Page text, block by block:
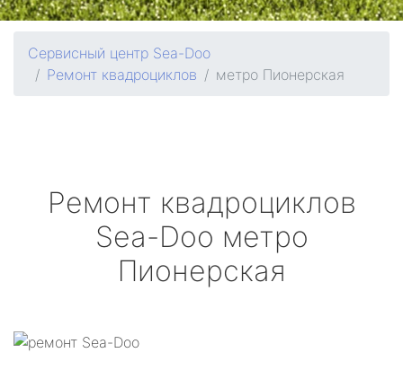
Сервисный центр Sea-Doo
Ремонт квадроциклов
метро Пионерская
Ремонт квадроциклов
Sea-Doo метро
Пионерская